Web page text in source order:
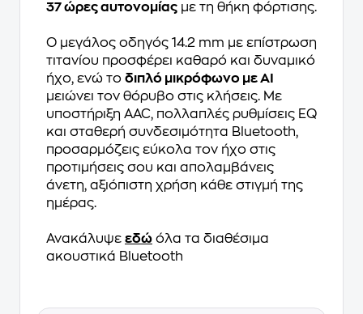
37 ώρες αυτονομίας με τη θήκη φόρτισης.
Ο μεγάλος οδηγός 14.2 mm με επίστρωση
τιτανίου προσφέρει καθαρό και δυναμικό
ήχο, ενώ το διπλό μικρόφωνο με AI
μειώνει τον θόρυβο στις κλήσεις. Με
υποστήριξη AAC, πολλαπλές ρυθμίσεις EQ
και σταθερή συνδεσιμότητα Bluetooth,
προσαρμόζεις εύκολα τον ήχο στις
προτιμήσεις σου και απολαμβάνεις
άνετη, αξιόπιστη χρήση κάθε στιγμή της
ημέρας.
Ανακάλυψε εδώ όλα τα διαθέσιμα
ακουστικά Bluetooth